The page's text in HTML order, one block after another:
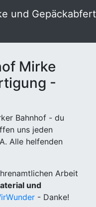
und
Mirke
-
Bahnhof - du
uns jeden
Alle helfenden
Arbeit
und
- Danke!